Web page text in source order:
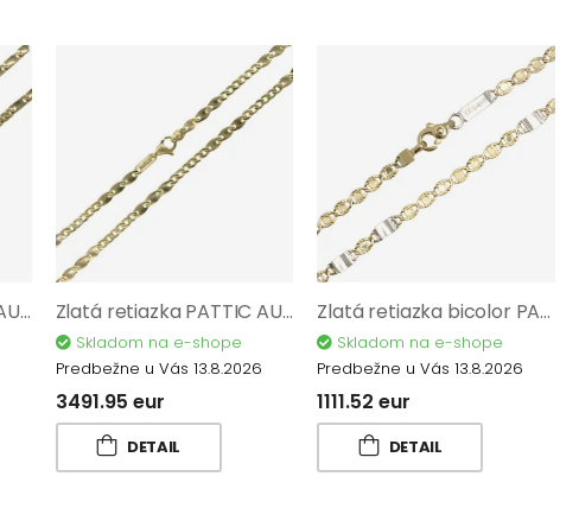
Zlatá retiazka PATTIC AU 585/1000 17,35 gr BA570202-55 Zlatá retiazka PATTIC AU 585/1000 14,45 gr BA560202-55
Skladom na e-shope
Predbežne u Vás 13.8.2026
3491.95 eur
DETAIL
Zlatá retiazka bicolor PATTIC AU 585/1000 4,60 gr BA08002-45
Skladom na e-shope
Predbežne u Vás 13.8.2026
1111.52 eur
DETAIL